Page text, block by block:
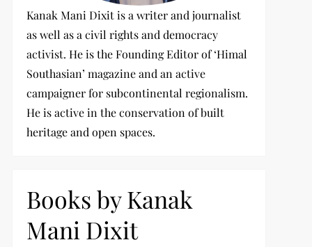
Kanak Mani Dixit is a writer and journalist
as well as a civil rights and democracy
activist. He is the Founding Editor of ‘Himal
Southasian’ magazine and an active
campaigner for subcontinental regionalism.
He is active in the conservation of built
heritage and open spaces.
Books by Kanak
Mani Dixit